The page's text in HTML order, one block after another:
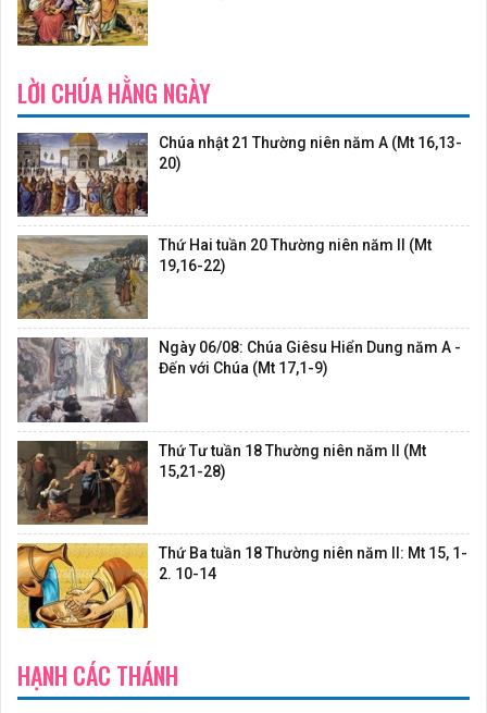
LỜI CHÚA HẰNG NGÀY
Chúa nhật 21 Thường niên năm A (Mt 16,13-
20)
Thứ Hai tuần 20 Thường niên năm II (Mt
19,16-22)
Ngày 06/08: Chúa Giêsu Hiển Dung năm A -
Đến với Chúa (Mt 17,1-9)
Thứ Tư tuần 18 Thường niên năm II (Mt
15,21-28)
Thứ Ba tuần 18 Thường niên năm II: Mt 15, 1-
2. 10-14
HẠNH CÁC THÁNH